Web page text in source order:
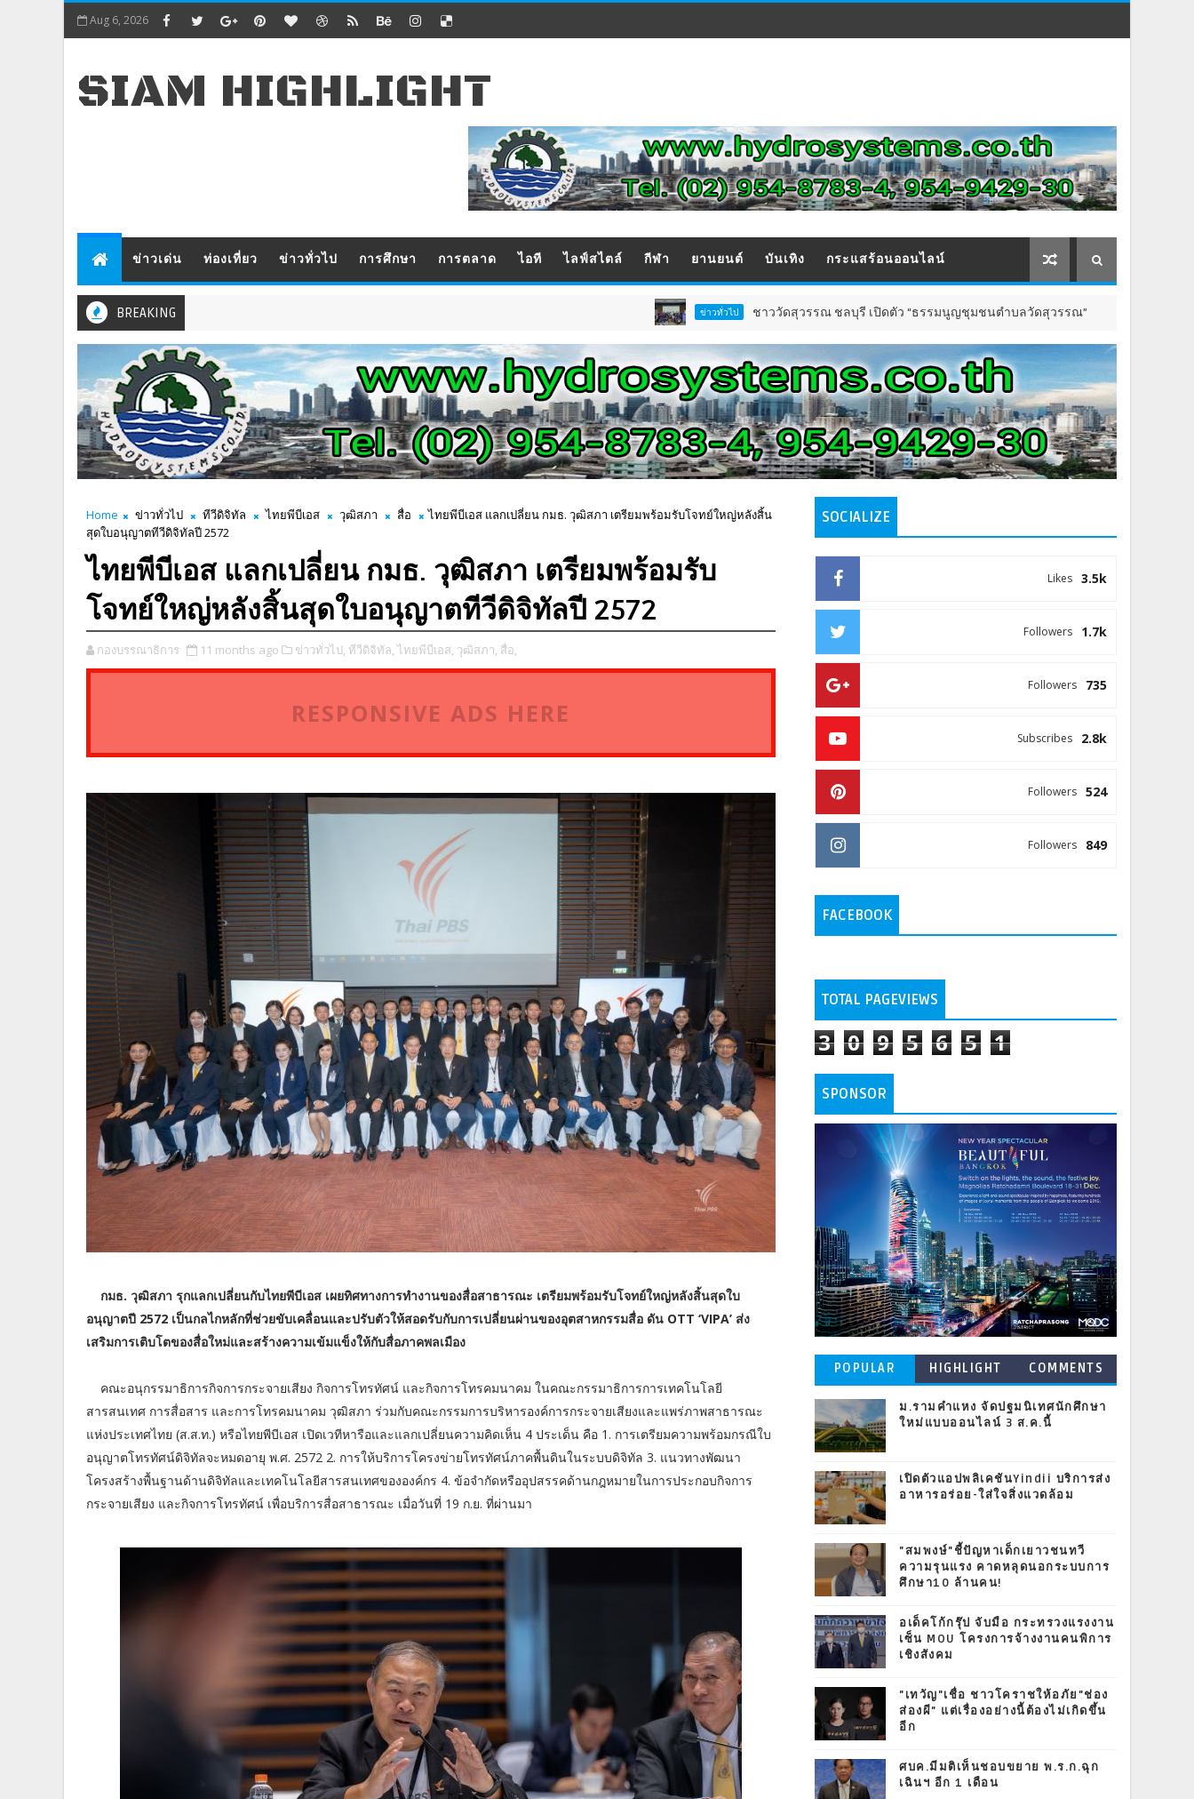
Aug 6, 2026
SIAM HIGHLIGHT
ข่าวเด่น ท่องเที่ยว ข่าวทั่วไป การศึกษา การตลาด ไอที ไลฟ์สไตล์ กีฬา ยานยนต์ บันเทิง กระแสร้อนออนไลน์
BREAKING ข่าวทั่วไป ชาววัดสุวรรณ ชลบุรี เปิดตัว “ธรรมนูญชุมชนตำบลวัดสุวรรณ”
Home ข่าวทั่วไป ทีวีดิจิทัล ไทยพีบีเอส วุฒิสภา สื่อ
ไทยพีบีเอส แลกเปลี่ยน กมธ. วุฒิสภา เตรียมพร้อมรับโจทย์ใหญ่หลังสิ้น
สุดใบอนุญาตทีวีดิจิทัลปี 2572
ไทยพีบีเอส แลกเปลี่ยน กมธ. วุฒิสภา เตรียมพร้อมรับ
โจทย์ใหญ่หลังสิ้นสุดใบอนุญาตทีวีดิจิทัลปี 2572
กองบรรณาธิการ 11 months ago ข่าวทั่วไป, ทีวีดิจิทัล, ไทยพีบีเอส, วุฒิสภา, สื่อ,
RESPONSIVE ADS HERE
กมธ. วุฒิสภา รุกแลกเปลี่ยนกับไทยพีบีเอส เผยทิศทางการทำงานของสื่อสาธารณะ เตรียมพร้อมรับโจทย์ใหญ่หลังสิ้นสุดใบ
อนุญาตปี 2572 เป็นกลไกหลักที่ช่วยขับเคลื่อนและปรับตัวให้สอดรับกับการเปลี่ยนผ่านของอุตสาหกรรมสื่อ ดัน OTT ‘VIPA’ ส่ง
เสริมการเติบโตของสื่อใหม่และสร้างความเข้มแข็งให้กับสื่อภาคพลเมือง
คณะอนุกรรมาธิการกิจการกระจายเสียง กิจการโทรทัศน์ และกิจการโทรคมนาคม ในคณะกรรมาธิการการเทคโนโลยี
สารสนเทศ การสื่อสาร และการโทรคมนาคม วุฒิสภา ร่วมกับคณะกรรมการบริหารองค์การกระจายเสียงและแพร่ภาพสาธารณะ
แห่งประเทศไทย (ส.ส.ท.) หรือไทยพีบีเอส เปิดเวทีหารือและแลกเปลี่ยนความคิดเห็น 4 ประเด็น คือ 1. การเตรียมความพร้อมกรณีใบ
อนุญาตโทรทัศน์ดิจิทัลจะหมดอายุ พ.ศ. 2572 2. การให้บริการโครงข่ายโทรทัศน์ภาคพื้นดินในระบบดิจิทัล 3. แนวทางพัฒนา
โครงสร้างพื้นฐานด้านดิจิทัลและเทคโนโลยีสารสนเทศขององค์กร 4. ข้อจำกัดหรืออุปสรรคด้านกฎหมายในการประกอบกิจการ
กระจายเสียง และกิจการโทรทัศน์ เพื่อบริการสื่อสาธารณะ เมื่อวันที่ 19 ก.ย. ที่ผ่านมา
SOCIALIZE
3.5k
Likes
1.7k
Followers
735
Followers
2.8k
Subscribes
524
Followers
849
Followers
FACEBOOK
TOTAL PAGEVIEWS
3 0 9 5 6 5 1
SPONSOR
POPULAR
POSTS
HIGHLIGHT COMMENTS
ม.รามคำแหง จัดปฐมนิเทศนักศึกษา
ใหม่แบบออนไลน์ 3 ส.ค.นี้
เปิดตัวแอปพลิเคชันYindii บริการส่ง
อาหารอร่อย-ใส่ใจสิ่งแวดล้อม
"สมพงษ์"ชี้ปัญหาเด็กเยาวชนทวี
ความรุนแรง คาดหลุดนอกระบบการ
ศึกษา10 ล้านคน!
อเด็คโก้กรุ๊ป จับมือ กระทรวงแรงงาน
เซ็น MOU โครงการจ้างงานคนพิการ
เชิงสังคม
"เทวัญ"เชื่อ ชาวโคราชให้อภัย"ช่อง
ส่องผี" แต่เรื่องอย่างนี้ต้องไม่เกิดขึ้น
อีก
ศบค.มีมติเห็นชอบขยาย พ.ร.ก.ฉุก
เฉินฯ อีก 1 เดือน